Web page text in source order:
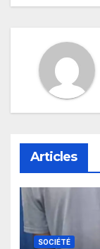
Articles
SOCIÉTÉ